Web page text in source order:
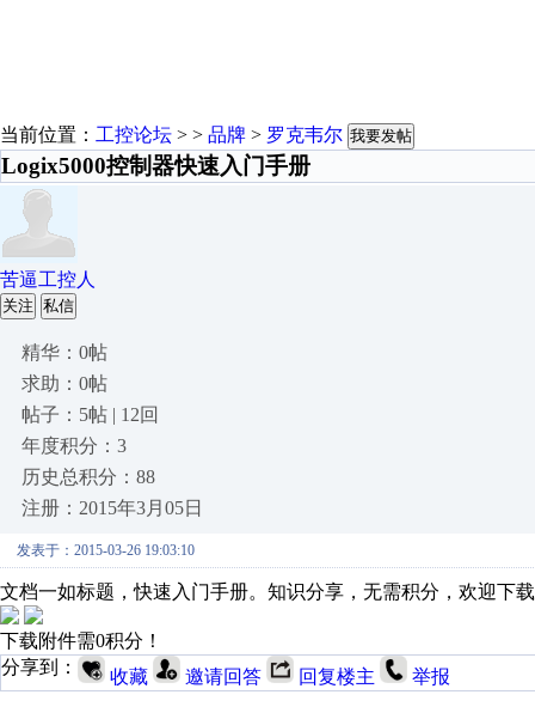
当前位置： 工控论坛 > > 品牌 > 罗克韦尔 我要发帖
Logix5000控制器快速入门手册
苦逼工控人
关注 私信
精华：0帖
求助：0帖
帖子：5帖 | 12回
年度积分：3
历史总积分：88
注册：2015年3月05日
发表于：2015-03-26 19:03:10
文档一如标题，快速入门手册。知识分享，无需积分，欢迎下
下载附件需0积分！
分享到：
收藏 邀请回答 回复楼主 举报